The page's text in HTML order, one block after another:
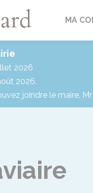
Montliard
MA
2026
2026.
joindre le maire,